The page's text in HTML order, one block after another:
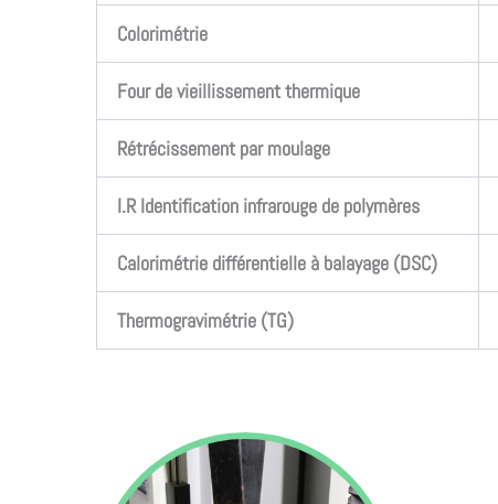
Colorimétrie
Four de vieillissement thermique
Rétrécissement par moulage
I.R Identification infrarouge de polymères
Calorimétrie différentielle à balayage (DSC)
Thermogravimétrie (TG)